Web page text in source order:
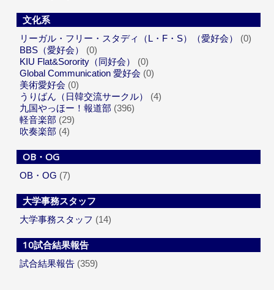
文化系
リーガル・フリー・スタディ（L・F・S）（愛好会）
(0)
BBS（愛好会）
(0)
KIU Flat&Sorority（同好会）
(0)
Global Communication 愛好会 (0)
美術愛好会 (0)
うりばん（日韓交流サークル）
(4)
九国やっほー！報道部 (396)
軽音楽部 (29)
吹奏楽部 (4)
OB・OG
OB・OG (7)
大学事務スタッフ
大学事務スタッフ (14)
10試合結果報告
試合結果報告 (359)